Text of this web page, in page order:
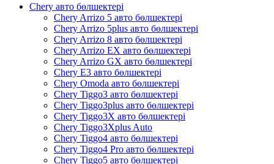
Chery авто бөлшектері
Chery Arrizo 5 авто бөлшектері
Chery Arrizo 5plus авто бөлшектері
Chery Arrizo 8 авто бөлшектері
Chery Arrizo EX авто бөлшектері
Chery Arrizo GX авто бөлшектері
Chery E3 авто бөлшектері
Chery Omoda авто бөлшектері
Chery Tiggo3 авто бөлшектері
Chery Tiggo3plus авто бөлшектері
Chery Tiggo3X авто бөлшектері
Chery Tiggo3Xplus Auto
Chery Tiggo4 авто бөлшектері
Chery Tiggo4 Pro авто бөлшектері
Chery Tiggo5 авто бөлшектері